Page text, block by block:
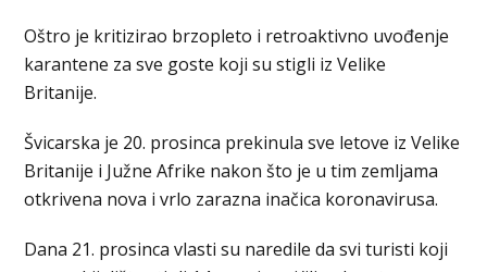
Oštro je kritizirao brzopleto i retroaktivno uvođenje
karantene za sve goste koji su stigli iz Velike
Britanije.
Švicarska je 20. prosinca prekinula sve letove iz Velike
Britanije i Južne Afrike nakon što je u tim zemljama
otkrivena nova i vrlo zarazna inačica koronavirusa.
Dana 21. prosinca vlasti su naredile da svi turisti koji